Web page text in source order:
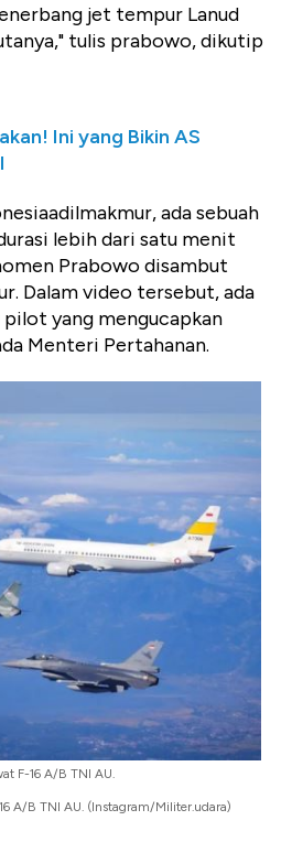
jet tempur Lanud
tulis prabowo, dikutip
Ini yang Bikin AS
ada sebuah
lebih dari satu menit
Prabowo disambut
Dalam video tersebut, ada
pilot yang mengucapkan
Menteri Pertahanan.
F-16 A/B TNI AU.
A/B TNI AU. (Instagram/Militer.udara)